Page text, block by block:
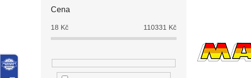
Cena
18 Kč 110331 Kč